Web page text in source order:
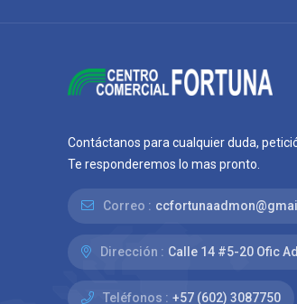
Contáctanos para cualquier duda,
Te responderemos lo mas pronto.
Correo :
Dirección : Calle 14 #5-20 Ofic
Teléfonos : +57 (602) 3087750